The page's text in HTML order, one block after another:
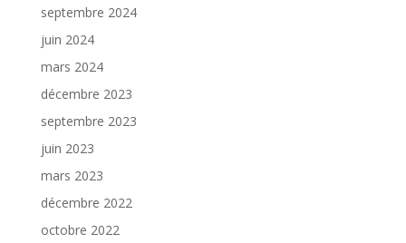
septembre 2024
juin 2024
mars 2024
décembre 2023
septembre 2023
juin 2023
mars 2023
décembre 2022
octobre 2022